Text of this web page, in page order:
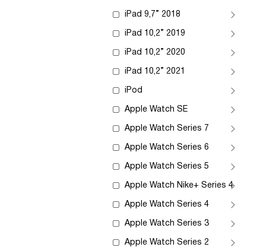
iPad 9,7” 2018
iPad 10,2” 2019
iPad 10,2” 2020
iPad 10,2” 2021
iPod
Apple Watch SE
Apple Watch Series 7
Apple Watch Series 6
Apple Watch Series 5
Apple Watch Nike+ Series 4
Apple Watch Series 4
Apple Watch Series 3
Apple Watch Series 2